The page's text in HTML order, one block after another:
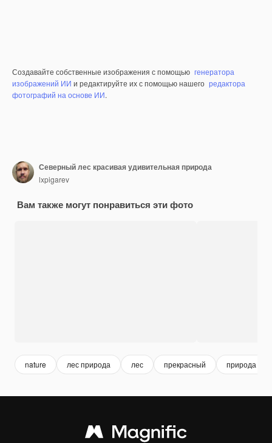
Создавайте собственные изображения с помощью генератора
изображений ИИ и редактируйте их с помощью нашего редактора
фотографий на основе ИИ.
Северный лес красивая удивительная природа
lxpigarev
Вам также могут понравиться эти фото
nature лес природа лес прекрасный природа